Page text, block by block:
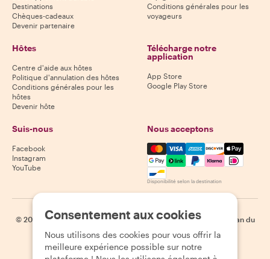
Destinations
Chèques-cadeaux
Devenir partenaire
Conditions générales pour les
voyageurs
Hôtes
Centre d'aide aux hôtes
Politique d'annulation des hôtes
Conditions générales pour les
hôtes
Devenir hôte
Télécharge notre
application
App Store
Google Play Store
Suis-nous
Facebook
Instagram
YouTube
Nous acceptons
Mastercard, Visa, Amex,
Disponibilité selon la destination
© 2026 Withlocals.com | Politique de confidentialité | Cookies
Plan du
site
Consentement aux cookies
Nous utilisons des cookies pour vous offrir la
meilleure expérience possible sur notre